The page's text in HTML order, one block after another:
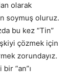
olarak
soymuş oluruz.
bu kez “Tin”
çözmek için
zorundayız.
“an”ı